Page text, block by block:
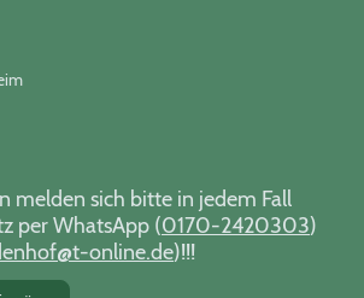
melden sich bitte in jedem Fall
per WhatsApp (0170-2420303)
online.de)!!!